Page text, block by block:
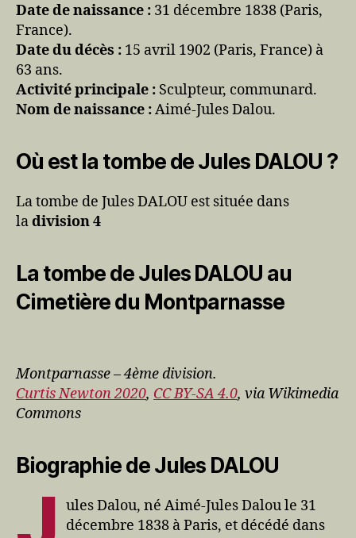
Date de naissance : 31 décembre 1838 (Paris,
France).
Date du décès : 15 avril 1902 (Paris, France) à
63 ans.
Activité principale : Sculpteur, communard.
Nom de naissance :Aimé-Jules Dalou.
Où est la tombe de Jules DALOU ?
La tombe de Jules DALOU est située dans
ladivision 4
La tombe de Jules DALOU au
Cimetière du Montparnasse
Montparnasse – 4ème division.
Curtis Newton 2020, CC BY-SA 4.0, via Wikimedia
Commons
Biographie de Jules DALOU
ules Dalou, né Aimé-Jules Dalou le 31
décembre 1838 à Paris, et décédé dans